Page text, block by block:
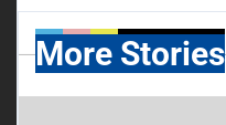
More Stories